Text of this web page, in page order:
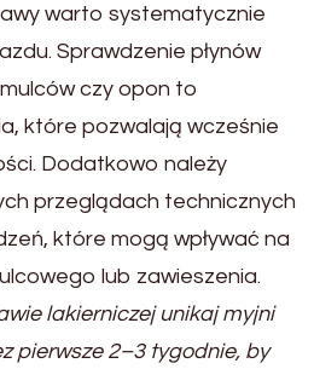
warto systematycznie
Sprawdzenie płynów
czy opon to
które pozwalają wcześnie
Dodatkowo należy
przeglądach technicznych
które mogą wpływać na
lub zawieszenia.
lakierniczej unikaj myjni
pierwsze 2–3 tygodnie, by